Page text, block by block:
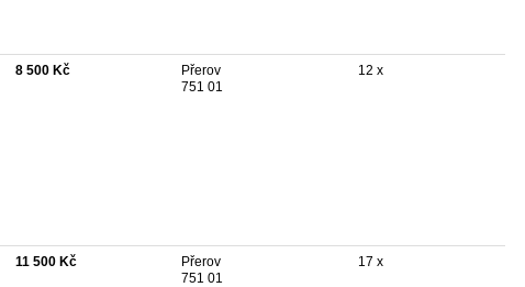
8 500 Kč
Přerov
751 01
12 x
11 500 Kč
Přerov
751 01
17 x